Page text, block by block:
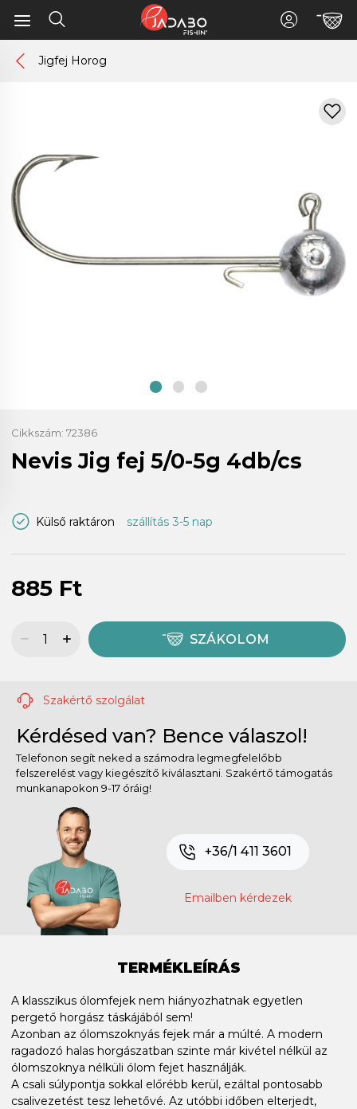
Jigfej Horog
Cikkszám: 72386
Nevis Jig fej 5/0-5g 4db/cs
Külső raktáron szállítás 3-5 nap
885 Ft
SZÁKOLOM
Szakértő szolgálat
Kérdésed van? Bence válaszol!
Telefonon segít neked a számodra legmegfelelőbb
felszerelést vagy kiegészítő kiválasztani. Szakértő támogatás
munkanapokon 9-17 óráig!
+36/1 411 3601
Emailben kérdezek
TERMÉKLEÍRÁS
A klasszikus ólomfejek nem hiányozhatnak egyetlen
pergető horgász táskájából sem!
Azonban az ólomszoknyás fejek már a múlté. A modern
ragadozó halas horgászatban szinte már kivétel nélkül az
ólomszoknya nélküli ólom fejet használják.
A csali súlypontja sokkal előrébb kerül, ezáltal pontosabb
csalivezetést tesz lehetővé. Az utóbbi időben elterjedt,